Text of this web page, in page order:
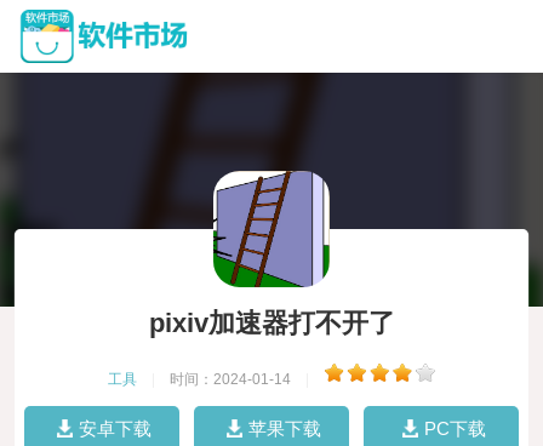
pixiv加速器打不开了
工具 时间：2024-01-14
安卓下载 苹果下载 PC下载